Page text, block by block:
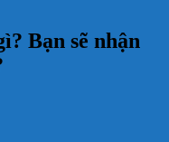
Bạn sẽ nhận